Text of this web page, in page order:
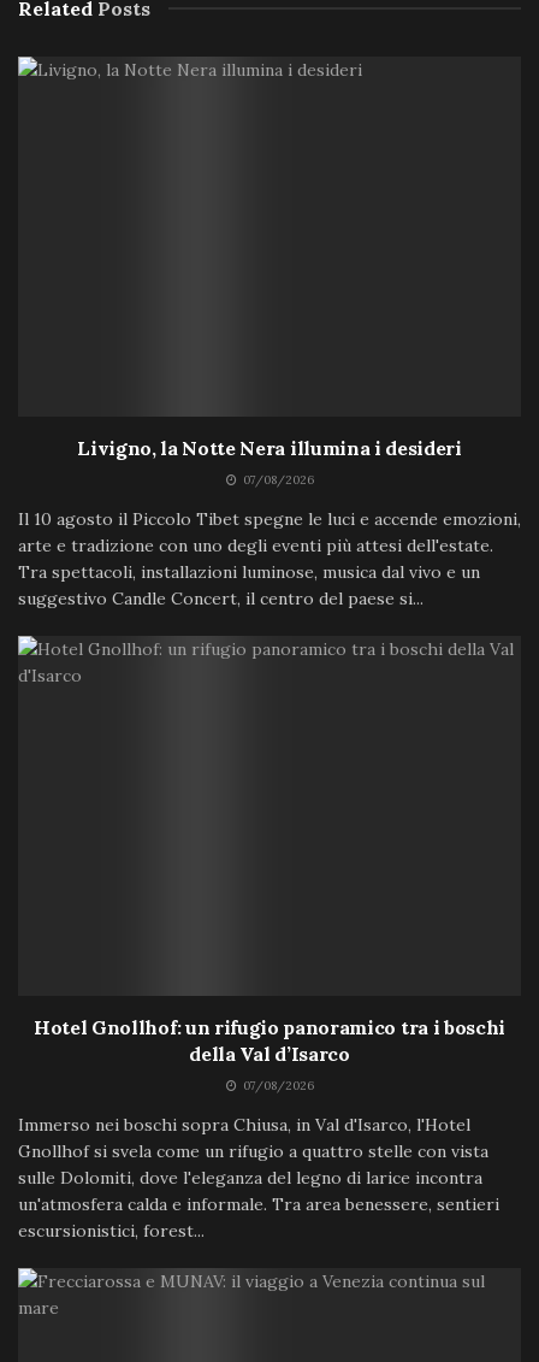
Related Posts
Livigno, la Notte Nera illumina i desideri
07/08/2026
Il 10 agosto il Piccolo Tibet spegne le luci e accende emozioni,
arte e tradizione con uno degli eventi più attesi dell'estate.
Tra spettacoli, installazioni luminose, musica dal vivo e un
suggestivo Candle Concert, il centro del paese si...
Hotel Gnollhof: un rifugio panoramico tra i boschi
della Val d’Isarco
07/08/2026
Immerso nei boschi sopra Chiusa, in Val d'Isarco, l'Hotel
Gnollhof si svela come un rifugio a quattro stelle con vista
sulle Dolomiti, dove l'eleganza del legno di larice incontra
un'atmosfera calda e informale. Tra area benessere, sentieri
escursionistici, forest...